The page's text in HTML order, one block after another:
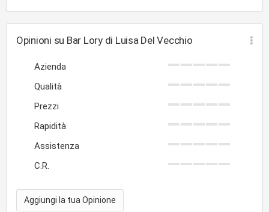
Opinioni su Bar Lory di Luisa Del Vecchio
Azienda
Qualità
Prezzi
Rapidità
Assistenza
C.R.
Aggiungi la tua Opinione